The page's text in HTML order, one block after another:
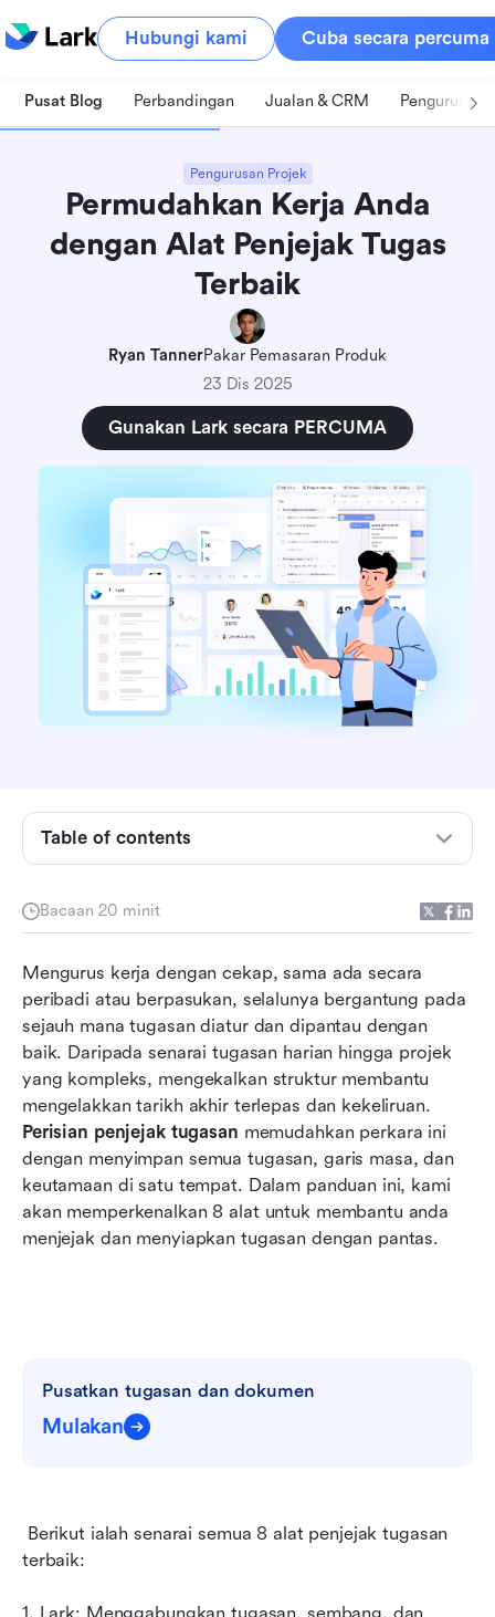
Hubungi kami Cuba secara percuma
Pusat Blog Perbandingan Jualan & CRM Pengurusan
Pengurusan Projek
Permudahkan Kerja Anda
dengan Alat Penjejak Tugas
Terbaik
Ryan TannerPakar Pemasaran Produk
23 Dis 2025
Gunakan Lark secara PERCUMA
Bacaan 20 minit
Mengurus kerja dengan cekap, sama ada secara
peribadi atau berpasukan, selalunya bergantung pada
sejauh mana tugasan diatur dan dipantau dengan
baik. Daripada senarai tugasan harian hingga projek
yang kompleks, mengekalkan struktur membantu
Perisian penjejak tugasan memudahkan perkara ini
dengan menyimpan semua tugasan, garis masa, dan
keutamaan di satu tempat. Dalam panduan ini, kami
akan memperkenalkan 8 alat untuk membantu anda
menjejak dan menyiapkan tugasan dengan pantas.
Pusatkan tugasan dan dokumen
Mulakan
terbaik:
Table of contents
Mengapa penjejak tugasan penting untuk
Ciri utama aplikasi penjejak tugasan terbaik
tugasan
8 alat penjejak tugasan terbaik untuk
produktiviti
Faedah menggunakan penjejak tugasan dalam
kerja harian
Kes penggunaan penjejak tugas mengikut
industri
Petua untuk memilih penjejak tugasan yang
Bacaan berkaitan